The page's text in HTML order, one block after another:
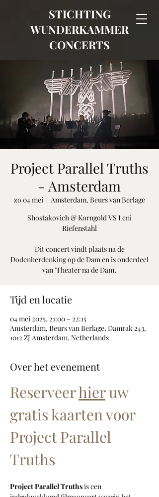
STICHTING
WUNDERKAMMER
CONCERTS
Project Parallel Truths
- Amsterdam
zo 04 mei
  |
Amsterdam, Beurs van Berlage
Shostakovich & Korngold VS Leni
Riefenstahl
Dit concert vindt plaats na de
Dodenherdenking op de Dam en is onderdeel
van 'Theater na de Dam'.
Tijd en locatie
04 mei 2025, 21:00 – 22:15
Amsterdam, Beurs van Berlage, Damrak 243,
1012 ZJ Amsterdam, Netherlands
Over het evenement
Reserveer hier uw
gratis kaarten voor
Project Parallel
Truths
Project Parallel Truths is een